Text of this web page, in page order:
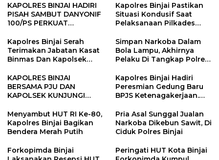
KAPOLRES BINJAI HADIRI
PISAH SAMBUT DANYONIF
100/PS PERKUAT
Kapolres Binjai Pastikan
Situasi Kondusif Saat
Pelaksanaan Pilkades
Kapolres Binjai Serah
Terimakan Jabatan Kasat
Binmas Dan Kapolsek
Simpan Narkoba Dalam
Bola Lampu, Akhirnya
Pelaku Di Tangkap Polres
KAPOLRES BINJAI
BERSAMA PJU DAN
KAPOLSEK KUNJUNGI
BINJAI
Kapolres Binjai Hadiri
Peresmian Gedung Baru
BPJS Ketenagakerjaan.
Menyeluruh bagi Pekerja”
Menyambut HUT RI Ke-80,
Kapolres Binjai Bagikan
Bendera Merah Putih
Pria Asal Sunggal Jualan
Narkoba Dikebun Sawit, Di
Ciduk Polres Binjai
Forkopimda Binjai
Peringati HUT Kota Binjai